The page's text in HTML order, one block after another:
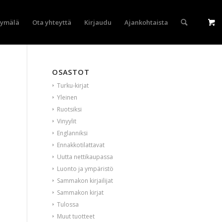
Ota yhteyttä Kirjaudu Ajankohtaista
OSASTOT
Turku-kirjat
Yleinen
Ruotsiksi
Vinyylit
Englanniksi
Ennakkotilattavat
Uutta nettikaupassa
Luonto ja ympäristö
Sammakon kirjailijat
Sammakon kirjat
Tulossa
Muut tuotteet